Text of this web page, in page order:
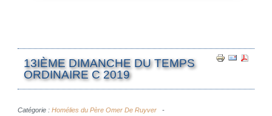
13IÈME DIMANCHE DU TEMPS
ORDINAIRE C 2019
Catégorie : Homélies du Père Omer De Ruyver